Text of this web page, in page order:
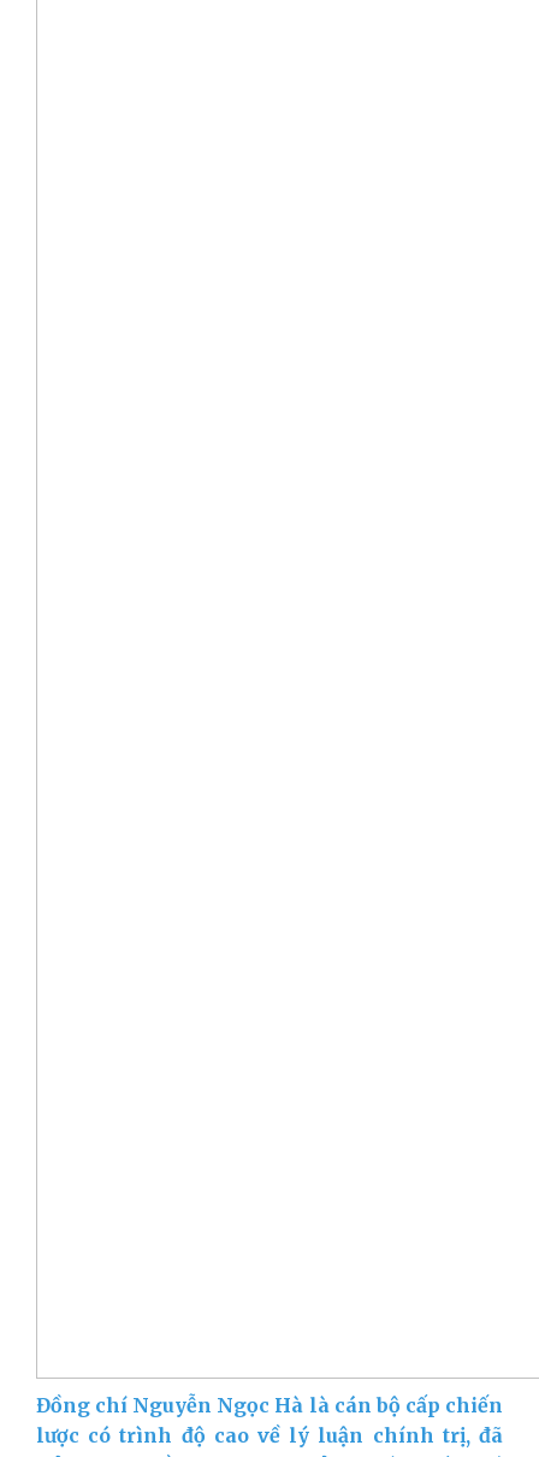
Đồng chí Nguyễn Ngọc Hà là cán bộ cấp chiến
lược có trình độ cao về lý luận chính trị, đã